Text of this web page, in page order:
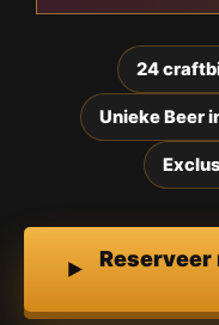
24
Unieke Beer